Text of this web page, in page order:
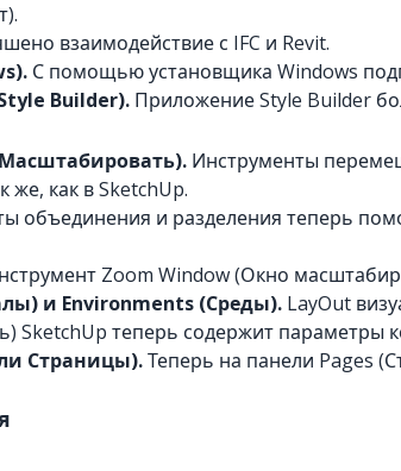
взаимодействие с IFC и Revit.
С помощью установщика Windows
Builder). Приложение Style Builder
Инструменты
как в SketchUp.
объединения и разделения теперь
Zoom Window (Окно
и Environments (Среды). LayOut
SketchUp теперь содержит параметры
Страницы).Теперь на панели Pages